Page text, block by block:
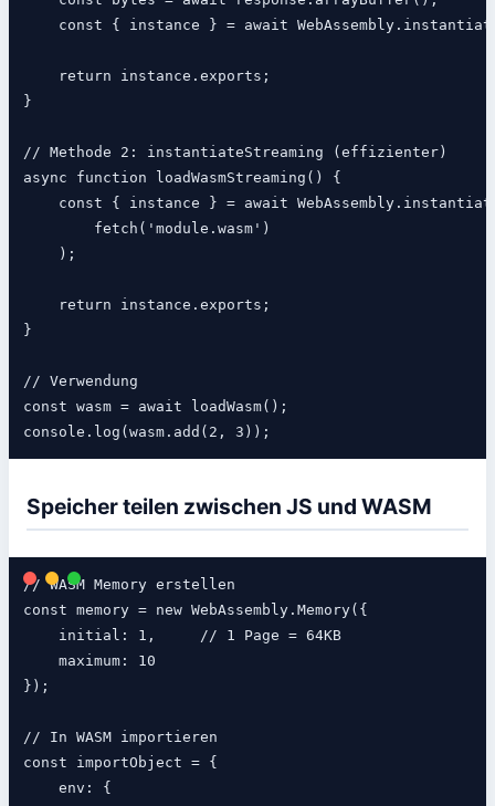
const { instance } = await
    return instance.exports;
}
// Methode 2: instantiateStreaming (effizienter)
async function loadWasmStreaming() {
const { instance } = await
        fetch('module.wasm')
    );
    return instance.exports;
}
// Verwendung
const wasm = await loadWasm();
Speicher teilen zwischen JS und WASM
// WASM Memory erstellen
const memory = new WebAssembly.Memory({
    initial: 1,     // 1 Page = 64KB
    maximum: 10
});
// In WASM importieren
const importObject = {
    env: {